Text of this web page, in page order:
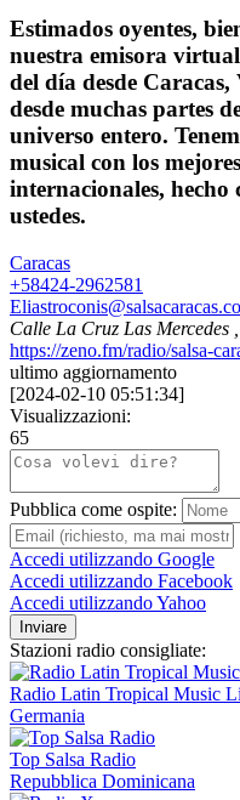
Estimados oyentes,
nuestra emisora
del día desde
desde muchas partes
universo entero.
musical con los
internacionales,
ustedes.
Caracas
+58424-2962581
Calle La Cruz Las Mercedes
https://zeno.fm/radio/salsa-
ultimo aggiornamento
[2024-02-10 05:51:34]
Visualizzazioni:
65
Pubblica come ospite:
Accedi utilizzando Google
Accedi utilizzando Facebook
Accedi utilizzando Yahoo
Inviare
Stazioni radio consigliate:
Radio Latin Tropical Music
Germania
Top Salsa Radio
Repubblica Dominicana